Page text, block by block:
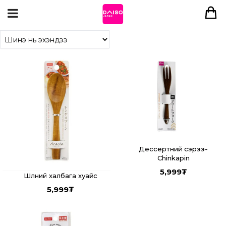
Шөлний халбага хуайс
5,999₮
Дессертний сэрээ-
Chinkapin
5,999₮